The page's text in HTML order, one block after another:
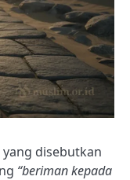
disebutkan
“beriman kepada